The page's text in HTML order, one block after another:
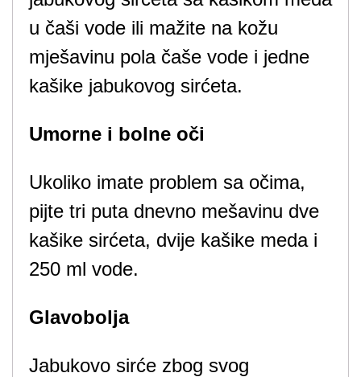
u čaši vode ili mažite na kožu
mješavinu pola čaše vode i jedne
kašike jabukovog sirćeta.
Umorne i bolne oči
Ukoliko imate problem sa očima,
pijte tri puta dnevno mešavinu dve
kašike sirćeta, dvije kašike meda i
250 ml vode.
Glavobolja
Jabukovo sirće zbog svog